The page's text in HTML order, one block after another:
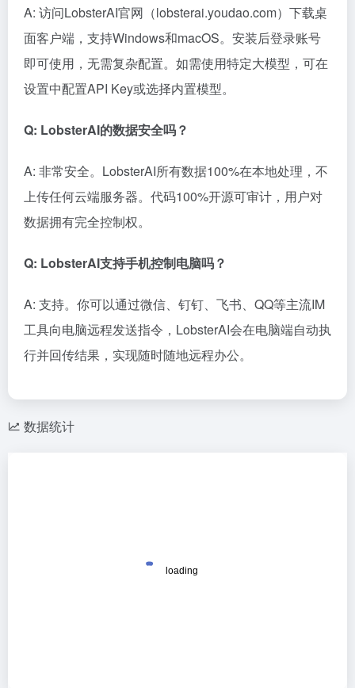
A: 访问LobsterAI官网（lobsterai.youdao.com）下载桌
面客户端，支持Windows和macOS。安装后登录账号
即可使用，无需复杂配置。如需使用特定大模型，可在
设置中配置API Key或选择内置模型。
Q: LobsterAI的数据安全吗？
A: 非常安全。LobsterAI所有数据100%在本地处理，不
上传任何云端服务器。代码100%开源可审计，用户对
数据拥有完全控制权。
Q: LobsterAI支持手机控制电脑吗？
A: 支持。你可以通过微信、钉钉、飞书、QQ等主流IM
工具向电脑远程发送指令，LobsterAI会在电脑端自动执
行并回传结果，实现随时随地远程办公。
数据统计